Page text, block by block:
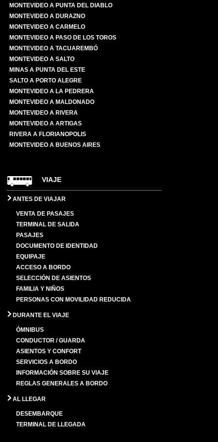
MONTEVIDEO A PUNTA DEL DIABLO
MONTEVIDEO A DURAZNO
MONTEVIDEO A CARMELO
MONTEVIDEO A PASO DE LOS TOROS
MONTEVIDEO A TACUAREMBÓ
MONTEVIDEO A SALTO
MINAS A PUNTA DEL ESTE
SALTO A PORTO ALEGRE
MONTEVIDEO A LA PEDRERA
MONTEVIDEO A MALDONADO
MONTEVIDEO A RIVERA
MONTEVIDEO A ARTIGAS
RIVERA A FLORIANOPOLIS
MONTEVIDEO A BUENOS AIRES
VIAJE
ANTES DE VIAJAR
VENTA DE PASAJES
TERMINAL DE SALIDA
PASAJES
DOCUMENTO DE IDENTIDAD
EQUIPAJE
ACCESO A BORDO
SELECCIÓN DE ASIENTOS
FAMILIA Y NIÑOS
PERSONAS CON MOVILIDAD REDUCIDA
DURANTE EL VIAJE
ÓMNIBUS
CONDUCTOR / GUARDA
ASIENTOS Y CONFORT
SERVICIOS A BORDO
INFORMACIÓN SOBRE SU VIAJE
REGLAS GENERALES A BORDO
AL LLEGAR
DESEMBARQUE
TERMINAL DE LLEGADA